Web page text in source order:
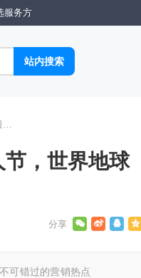
服务方
…
，世界地球
可错过的营销热点